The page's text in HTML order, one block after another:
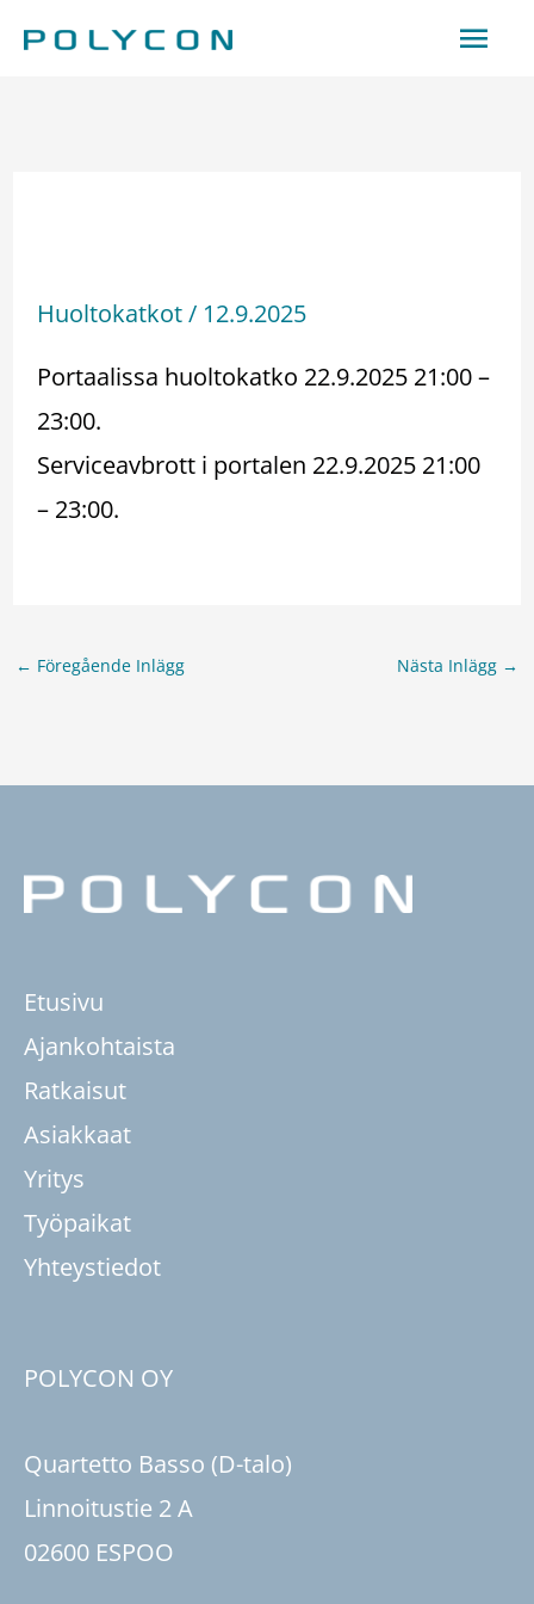
Huoltokatkot/ 12.9.2025
Portaalissa huoltokatko 22.9.2025 21:00 –
23:00.
Serviceavbrott i portalen 22.9.2025 21:00
– 23:00.
← Föregående Inlägg Nästa Inlägg →
Etusivu
Ajankohtaista
Ratkaisut
Asiakkaat
Yritys
Työpaikat
Yhteystiedot
POLYCON OY
Quartetto Basso (D-talo)
Linnoitustie 2 A
02600 ESPOO